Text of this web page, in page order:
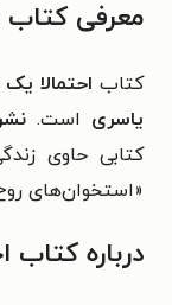
معرفی کتاب
کتاب احتمالا یک
یاسری است.
کتابی حاوی
«استخوان‌های
درباره کتاب